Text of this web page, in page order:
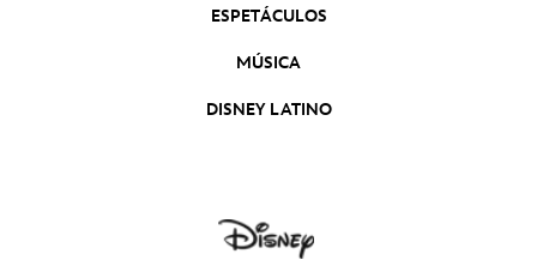
ESPETÁCULOS
MÚSICA
DISNEY LATINO